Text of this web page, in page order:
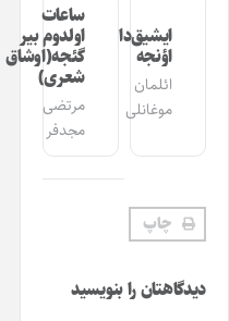
ایشیق‌دان
اؤنجه
ائلمان
موغانلی
ساعات
اولدوم بیر
گئجه(اوشاق
شعری)
مرتضی
مجدفر
چاپ
دیدگاهتان را بنویسید